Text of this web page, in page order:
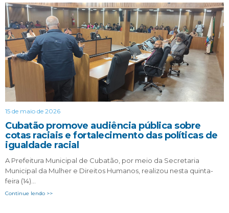
15 de maio de 2026
Cubatão promove audiência pública sobre
cotas raciais e fortalecimento das políticas de
igualdade racial
A Prefeitura Municipal de Cubatão, por meio da Secretaria
Municipal da Mulher e Direitos Humanos, realizou nesta quinta-
feira (14)…
Continue lendo >>